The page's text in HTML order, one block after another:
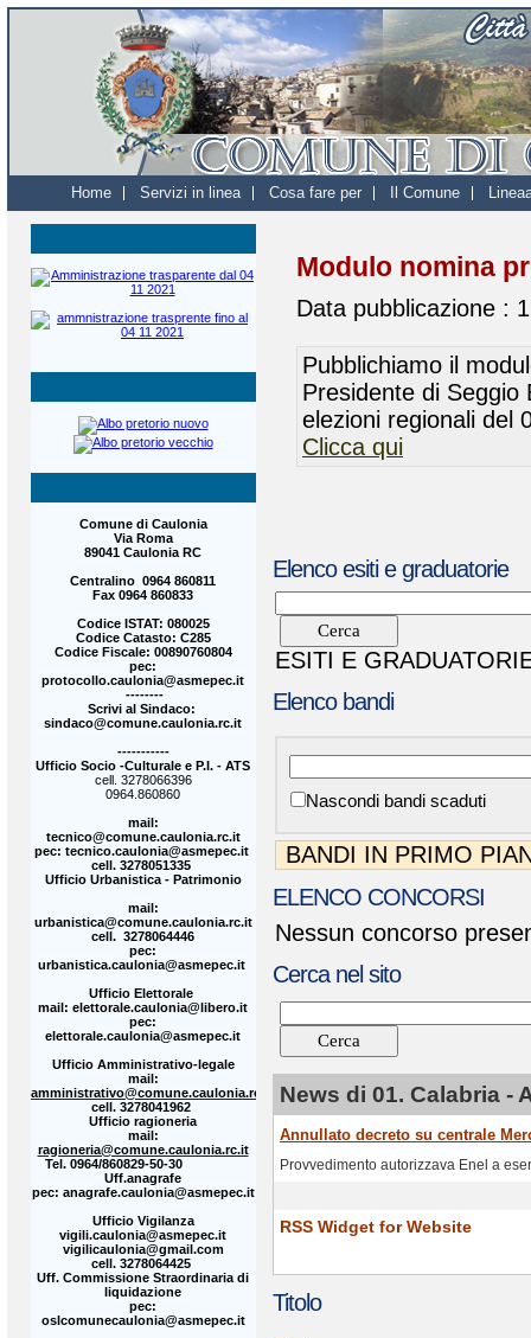
Home Servizi in linea Cosa fare per Il Comune
Modulo nomina
Data pubblicazione :
Pubblichiamo il
Presidente di Seggio
elezioni regionali del
Clicca qui
Elenco esiti e graduatorie
ESITI E
Elenco bandi
Nascondi bandi scaduti
BANDI IN PRIMO
ELENCO CONCORSI
Nessun concorso
Cerca nel sito
News di 01. Calabria -
Consiglio comunale
Annullato decreto su centrale
Provvedimento autorizzava Enel a
RSS Widget for Website
Titolo
Comune di Caulonia
Via Roma
89041 Caulonia RC
Centralino 0964 860811
Fax 0964 860833
Codice ISTAT: 080025
Codice Catasto: C285
Codice Fiscale: 00890760804
pec:
protocollo.caulonia@asmepec.it
--------
Scrivi al Sindaco:
sindaco@comune.caulonia.rc.it
-----------
Ufficio Socio -Culturale e P.I. - ATS
cell. 3278066396
0964.860860
mail:
tecnico@comune.caulonia.rc.it
pec: tecnico.caulonia@asmepec.it
cell. 3278051335
Ufficio Urbanistica - Patrimonio
mail:
urbanistica@comune.caulonia.rc.it
cell. 3278064446
pec:
urbanistica.caulonia@asmepec.it
Ufficio Elettorale
mail: elettorale.caulonia@libero.it
pec:
elettorale.caulonia@asmepec.it
Ufficio Amministrativo-legale
mail:
amministrativo@comune.caulonia.rc.it
cell. 3278041962
Ufficio ragioneria
mail:
ragioneria@comune.caulonia.rc.it
Tel. 0964/860829-50-30
Uff.anagrafe
pec: anagrafe.caulonia@asmepec.it
Ufficio Vigilanza
vigili.caulonia@asmepec.it
vigilicaulonia@gmail.com
cell. 3278064425
Uff. Commissione Straordinaria di
liquidazione
pec:
oslcomunecaulonia@asmepec.it